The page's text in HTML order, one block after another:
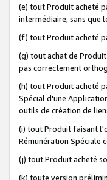
(e) tout Produit acheté
intermédiaire, sans que
(f) tout Produit acheté
(g) tout achat de Produit
pas correctement
(h) tout Produit acheté
Spécial d'une
outils de création de
(i) tout Produit faisant
Rémunération Spéciale
(j) tout Produit acheté
(k) toute version